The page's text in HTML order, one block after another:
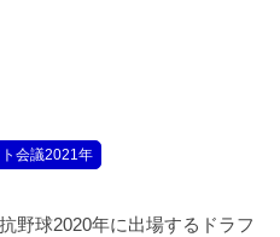
ト会議2021年
野球2020年に出場するドラフ